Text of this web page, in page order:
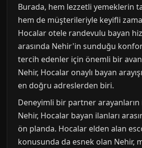
Burada, hem lezzetli yemeklerin
hem de müşterileriyle keyifli
Hocalar otele randevulu bayan
arasında Nehir'in sunduğu
tercih edenler için önemli bir
Nehir, Hocalar onaylı bayan
en doğru adreslerden biri.
Deneyimli bir partner
Nehir, Hocalar bayan ilanları
ön planda. Hocalar elden alan
konusunda da esnek olan Nehir,